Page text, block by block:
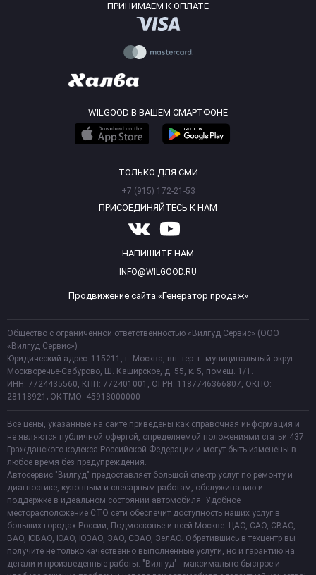
ПРИНИМАЕМ К ОПЛАТЕ
WILGOOD В ВАШЕМ СМАРТФОНЕ
ТОЛЬКО ДЛЯ СМИ
+7 (915) 172-21-53
ПРИСОЕДИНЯЙТЕСЬ К НАМ
НАПИШИТЕ НАМ
INFO@WILGOOD.RU
Продвижение сайта «Генератор продаж»
Общество с ограниченной ответственностью «Вилгуд Сервис» (ООО
«Вилгуд Сервис»)
Юридический адрес: 115211, г. Москва, вн. тер. г. муниципальный округ
Москворечье-Сабурово, Ш. Каширское, д. 55, к. 5, помещ. 1/1.
ИНН: 7724435560, КПП: 772401001, ОГРН: 1187746366807, ОКПО:
28118921; ОКТМО: 45918000000
Все цены, указанные на сайте приведены как справочная информация и
не являются публичной офертой, определяемой положениями статьи 437
Гражданского кодекса Российской Федерации и могут быть изменены в
любое время без предупреждения.
Автосервис "Вилгуд" предоставляет большой спектр услуг по ремонту и
диагностике, кузовным и слесарным работам, обслуживанию и
поддержке в идеальном состоянии автомобиля. Удобное
месторасположение СТО сети обеспечит доступность наших услуг в
больших городах России, Подмосковье и всей Москве: ЦАО, САО, СВАО,
ВАО, ЮВАО, ЮАО, ЮЗАО, ЗАО, СЗАО, ЗелАО. Обратившись в техцентр вы
получите не только качественно выполненные услуги, но и гарантию на
детали и произведенные работы. "Вилгуд" - максимально быстрое и